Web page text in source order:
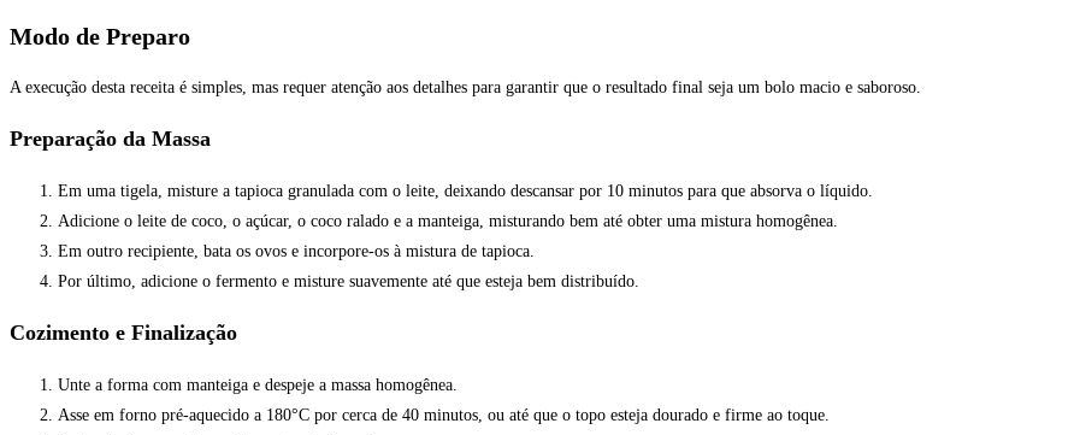
Modo de Preparo
A execução desta receita é simples, mas requer atenção aos detalhes para garantir que o resultado final seja um bolo macio e saboroso.
Preparação da Massa
Em uma tigela, misture a tapioca granulada com o leite, deixando descansar por 10 minutos para que absorva o líquido.
Adicione o leite de coco, o açúcar, o coco ralado e a manteiga, misturando bem até obter uma mistura homogênea.
Em outro recipiente, bata os ovos e incorpore-os à mistura de tapioca.
Por último, adicione o fermento e misture suavemente até que esteja bem distribuído.
Cozimento e Finalização
Unte a forma com manteiga e despeje a massa homogênea.
Asse em forno pré-aquecido a 180°C por cerca de 40 minutos, ou até que o topo esteja dourado e firme ao toque.